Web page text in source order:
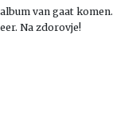
van gaat komen.
Na zdorovje!